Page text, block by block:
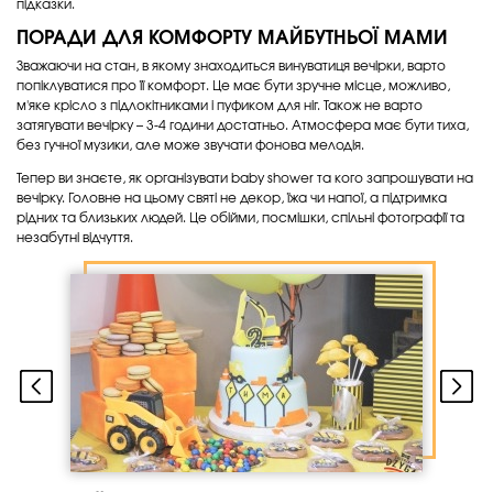
підказки.
ПОРАДИ ДЛЯ КОМФОРТУ МАЙБУТНЬОЇ МАМИ
Зважаючи на стан, в якому знаходиться винуватиця вечірки, варто
попіклуватися про її комфорт. Це має бути зручне місце, можливо,
м'яке крісло з підлокітниками і пуфиком для ніг. Також не варто
затягувати вечірку – 3-4 години достатньо. Атмосфера має бути тиха,
без гучної музики, але може звучати фонова мелодія.
Тепер ви знаєте, як організувати baby shower та кого запрошувати на
вечірку. Головне на цьому святі не декор, їжа чи напої, а підтримка
рідних та близьких людей. Це обійми, посмішки, спільні фотографії та
незабутні відчуття.